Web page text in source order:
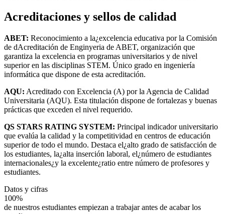
Acreditaciones y sellos de calidad
ABET: Reconocimiento a la¿excelencia educativa por la Comisión
de dAcreditación de Enginyeria de ABET, organización que
garantiza la excelencia en programas universitarios y de nivel
superior en las disciplinas STEM. Único grado en ingeniería
informática que dispone de esta acreditación.
AQU: Acreditado con Excelencia (A) por la Agencia de Calidad
Universitaria (AQU). Esta titulación dispone de fortalezas y buenas
prácticas que exceden el nivel requerido.
QS STARS RATING SYSTEM: Principal indicador universitario
que evalúa la calidad y la competitividad en centros de educación
superior de todo el mundo. Destaca el¿alto grado de satisfacción de
los estudiantes, la¿alta inserción laboral, el¿número de estudiantes
internacionales¿y la excelente¿ratio entre número de profesores y
estudiantes.
Datos y cifras
100%
de nuestros estudiantes empiezan a trabajar antes de acabar los